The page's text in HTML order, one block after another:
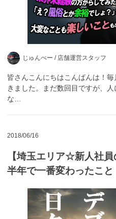
じゅんぺー / 店舗運営スタッフ
皆さんこんにちはこんばんは！
きました。まだ数回目ですが、
な…
2018/06/16
【埼玉エリア☆新人社
半年で一番変わったこと